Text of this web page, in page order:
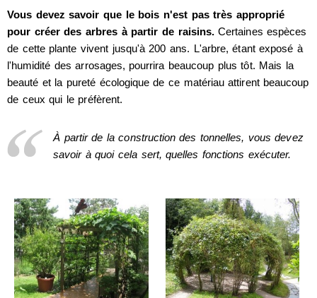
Vous devez savoir que le bois n'est pas très approprié
pour créer des arbres à partir de raisins.Certaines espèces
de cette plante vivent jusqu'à 200 ans. L'arbre, étant exposé à
l'humidité des arrosages, pourrira beaucoup plus tôt. Mais la
beauté et la pureté écologique de ce matériau attirent beaucoup
de ceux qui le préfèrent.
À partir de la construction des tonnelles, vous devez
savoir à quoi cela sert, quelles fonctions exécuter.